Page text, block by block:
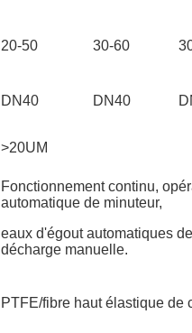
20-50 30-60
DN40 DN40
>20UM
Fonctionnement continu,
automatique de minuteur,
eaux d'égout automatiques
décharge manuelle.
PTFE/fibre haut élastique de